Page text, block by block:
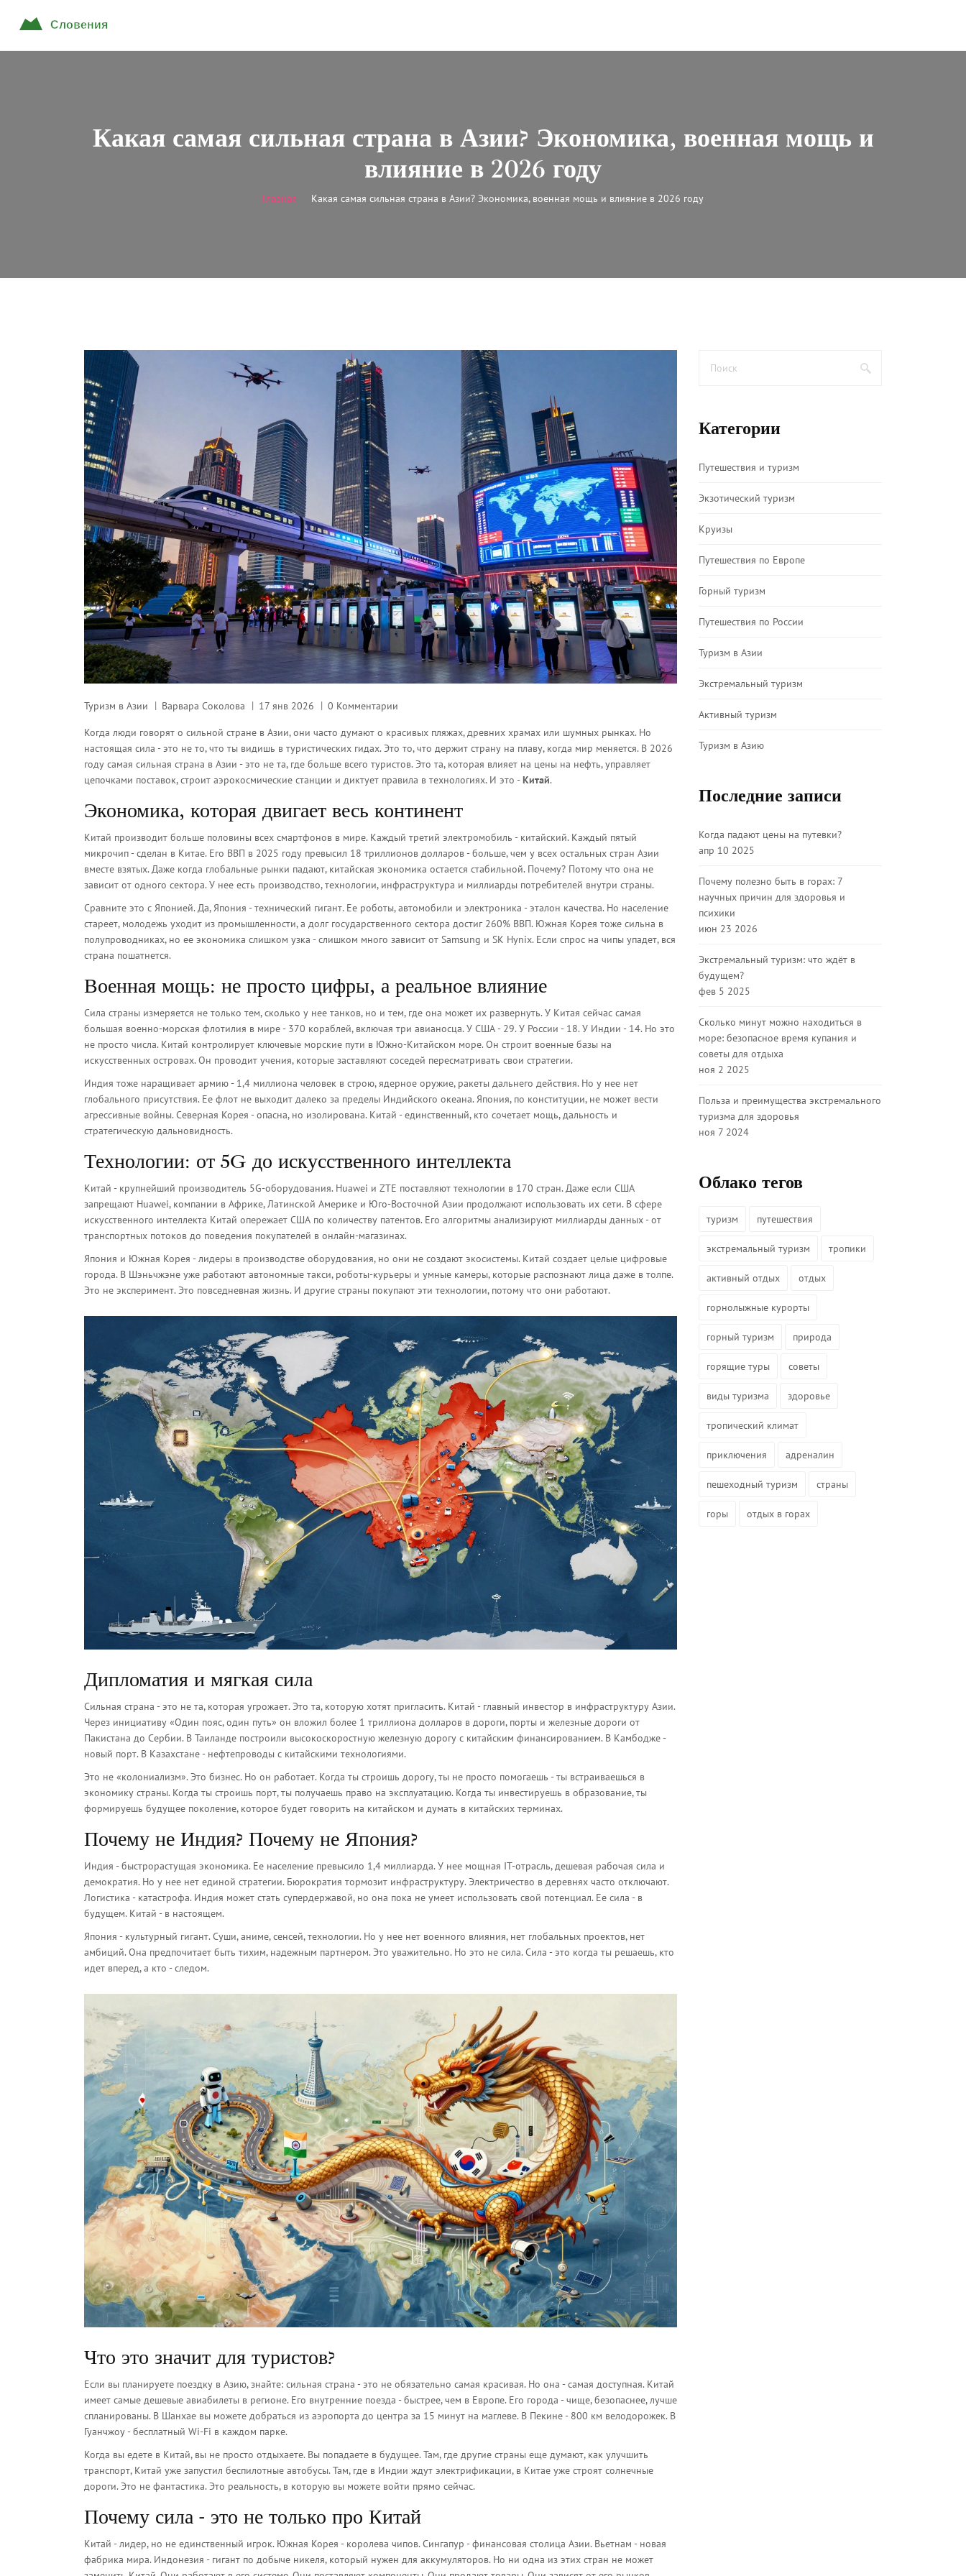
Какая самая сильная страна в Азии? Экономика, военная мощь и
влияние в 2026 году
Главная Какая самая сильная страна в Азии? Экономика, военная мощь и влияние в 2026 году
Туризм в Азии Варвара Соколова 17 янв 2026 0 Комментарии
Когда люди говорят о сильной стране в Азии, они часто думают о красивых пляжах, древних храмах или шумных рынках. Но
настоящая сила - это не то, что ты видишь в туристических гидах. Это то, что держит страну на плаву, когда мир меняется. В 2026
году самая сильная страна в Азии - это не та, где больше всего туристов. Это та, которая влияет на цены на нефть, управляет
цепочками поставок, строит аэрокосмические станции и диктует правила в технологиях. И это -Китай.
Экономика, которая двигает весь континент
Китай производит больше половины всех смартфонов в мире. Каждый третий электромобиль - китайский. Каждый пятый
микрочип - сделан в Китае. Его ВВП в 2025 году превысил 18 триллионов долларов - больше, чем у всех остальных стран Азии
вместе взятых. Даже когда глобальные рынки падают, китайская экономика остается стабильной. Почему? Потому что она не
зависит от одного сектора. У нее есть производство, технологии, инфраструктура и миллиарды потребителей внутри страны.
Сравните это с Японией. Да, Япония - технический гигант. Ее роботы, автомобили и электроника - эталон качества. Но население
стареет, молодежь уходит из промышленности, а долг государственного сектора достиг 260% ВВП. Южная Корея тоже сильна в
полупроводниках, но ее экономика слишком узка - слишком много зависит от Samsung и SK Hynix. Если спрос на чипы упадет, вся
страна пошатнется.
Военная мощь: не просто цифры, а реальное влияние
Сила страны измеряется не только тем, сколько у нее танков, но и тем, где она может их развернуть. У Китая сейчас самая
большая военно-морская флотилия в мире - 370 кораблей, включая три авианосца. У США - 29. У России - 18. У Индии - 14. Но это
не просто числа. Китай контролирует ключевые морские пути в Южно-Китайском море. Он строит военные базы на
искусственных островах. Он проводит учения, которые заставляют соседей пересматривать свои стратегии.
Индия тоже наращивает армию - 1,4 миллиона человек в строю, ядерное оружие, ракеты дальнего действия. Но у нее нет
глобального присутствия. Ее флот не выходит далеко за пределы Индийского океана. Япония, по конституции, не может вести
агрессивные войны. Северная Корея - опасна, но изолирована. Китай - единственный, кто сочетает мощь, дальность и
стратегическую дальновидность.
Технологии: от 5G до искусственного интеллекта
Китай - крупнейший производитель 5G-оборудования. Huawei и ZTE поставляют технологии в 170 стран. Даже если США
запрещают Huawei, компании в Африке, Латинской Америке и Юго-Восточной Азии продолжают использовать их сети. В сфере
искусственного интеллекта Китай опережает США по количеству патентов. Его алгоритмы анализируют миллиарды данных - от
транспортных потоков до поведения покупателей в онлайн-магазинах.
Япония и Южная Корея - лидеры в производстве оборудования, но они не создают экосистемы. Китай создает целые цифровые
города. В Шэньчжэне уже работают автономные такси, роботы-курьеры и умные камеры, которые распознают лица даже в толпе.
Это не эксперимент. Это повседневная жизнь. И другие страны покупают эти технологии, потому что они работают.
Дипломатия и мягкая сила
Сильная страна - это не та, которая угрожает. Это та, которую хотят пригласить. Китай - главный инвестор в инфраструктуру Азии.
Через инициативу «Один пояс, один путь» он вложил более 1 триллиона долларов в дороги, порты и железные дороги от
Пакистана до Сербии. В Таиланде построили высокоскоростную железную дорогу с китайским финансированием. В Камбодже -
новый порт. В Казахстане - нефтепроводы с китайскими технологиями.
Это не «колониализм». Это бизнес. Но он работает. Когда ты строишь дорогу, ты не просто помогаешь - ты встраиваешься в
экономику страны. Когда ты строишь порт, ты получаешь право на эксплуатацию. Когда ты инвестируешь в образование, ты
формируешь будущее поколение, которое будет говорить на китайском и думать в китайских терминах.
Почему не Индия? Почему не Япония?
Индия - быстрорастущая экономика. Ее население превысило 1,4 миллиарда. У нее мощная IT-отрасль, дешевая рабочая сила и
демократия. Но у нее нет единой стратегии. Бюрократия тормозит инфраструктуру. Электричество в деревнях часто отключают.
Логистика - катастрофа. Индия может стать супердержавой, но она пока не умеет использовать свой потенциал. Ее сила - в
будущем. Китай - в настоящем.
Япония - культурный гигант. Суши, аниме, сенсей, технологии. Но у нее нет военного влияния, нет глобальных проектов, нет
амбиций. Она предпочитает быть тихим, надежным партнером. Это уважительно. Но это не сила. Сила - это когда ты решаешь, кто
идет вперед, а кто - следом.
Что это значит для туристов?
Если вы планируете поездку в Азию, знайте: сильная страна - это не обязательно самая красивая. Но она - самая доступная. Китай
имеет самые дешевые авиабилеты в регионе. Его внутренние поезда - быстрее, чем в Европе. Его города - чище, безопаснее, лучше
спланированы. В Шанхае вы можете добраться из аэропорта до центра за 15 минут на маглеве. В Пекине - 800 км велодорожек. В
Гуанчжоу - бесплатный Wi-Fi в каждом парке.
Когда вы едете в Китай, вы не просто отдыхаете. Вы попадаете в будущее. Там, где другие страны еще думают, как улучшить
транспорт, Китай уже запустил беспилотные автобусы. Там, где в Индии ждут электрификации, в Китае уже строят солнечные
дороги. Это не фантастика. Это реальность, в которую вы можете войти прямо сейчас.
Почему сила - это не только про Китай
Китай - лидер, но не единственный игрок. Южная Корея - королева чипов. Сингапур - финансовая столица Азии. Вьетнам - новая
фабрика мира. Индонезия - гигант по добыче никеля, который нужен для аккумуляторов. Но ни одна из этих стран не может
Категории
Путешествия и туризм
Экзотический туризм
Круизы
Путешествия по Европе
Горный туризм
Путешествия по России
Туризм в Азии
Экстремальный туризм
Активный туризм
Туризм в Азию
Последние записи
Когда падают цены на путевки?
апр 10 2025
Почему полезно быть в горах: 7
научных причин для здоровья и
психики
июн 23 2026
Экстремальный туризм: что ждёт в
будущем?
фев 5 2025
Сколько минут можно находиться в
море: безопасное время купания и
советы для отдыха
ноя 2 2025
Польза и преимущества экстремального
туризма для здоровья
ноя 7 2024
Облако тегов
туризм путешествия
экстремальный туризм тропики
активный отдых отдых
горнолыжные курорты
горный туризм природа
горящие туры советы
виды туризма здоровье
тропический климат
приключения адреналин
пешеходный туризм страны
горы отдых в горах